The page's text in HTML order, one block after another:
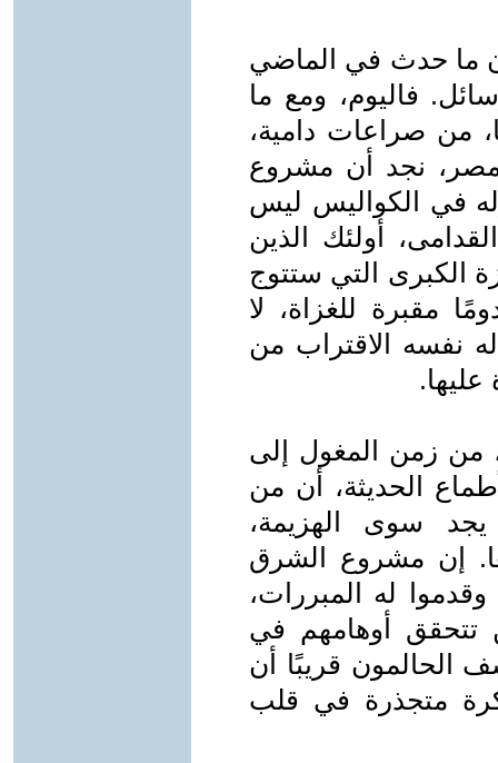
ما حدث في الماضي
فاليوم، ومع ما
من صراعات دامية،
نجد أن مشروع
في الكواليس ليس
أولئك الذين
الكبرى التي ستتوج
مقبرة للغزاة، لا
نفسه الاقتراب من
من زمن المغول إلى
الحديثة، أن من
يجد سوى الهزيمة،
إن مشروع الشرق
له المبررات،
أوهامهم في
الحالمون قريبًا أن
متجذرة في قلب